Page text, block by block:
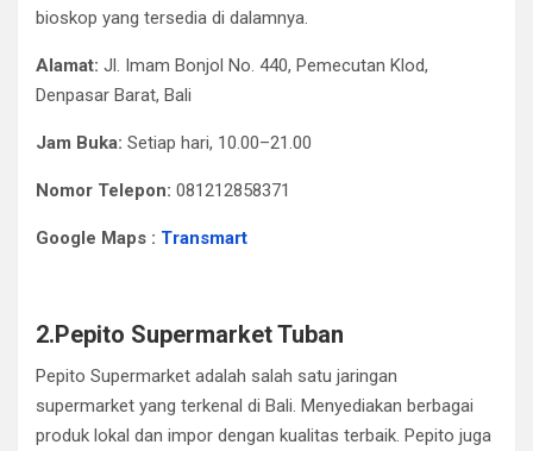
bioskop yang tersedia di dalamnya.​
Alamat: Jl. Imam Bonjol No. 440, Pemecutan Klod,
Denpasar Barat, Bali​
Jam Buka: Setiap hari, 10.00–21.00​
Nomor Telepon: 081212858371
Google Maps : Transmart
2.Pepito Supermarket Tuban
Pepito Supermarket adalah salah satu jaringan
supermarket yang terkenal di Bali. Menyediakan berbagai
produk lokal dan impor dengan kualitas terbaik. Pepito juga